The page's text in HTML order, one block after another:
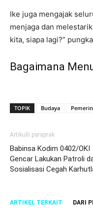
Ike juga mengajak
menjaga dan
kita, siapa lagi?”
Bagaimana
TOPIK Budaya
Artikulli paraprak
Babinsa Kodim 0402/OKI
Gencar Lakukan Patroli
Sosialisasi Cegah
ARTIKEL TERKAIT DARI